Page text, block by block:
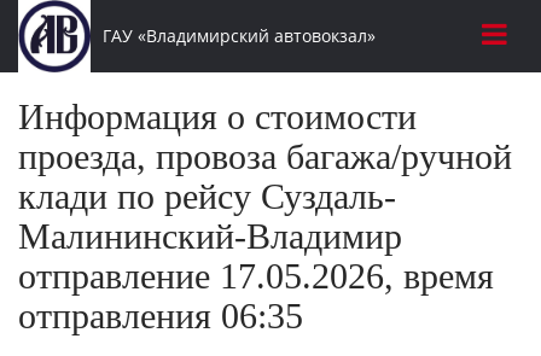
ГАУ «Владимирский автовокзал»
Информация о стоимости
проезда, провоза багажа/ручной
клади по рейсу Суздаль-
Малининский-Владимир
отправление 17.05.2026, время
отправления 06:35